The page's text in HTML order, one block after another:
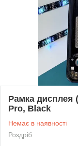
Рамка дисплея
Pro, Black
Немає в наявності
Роздріб